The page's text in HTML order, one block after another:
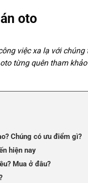
oto
việc xa lạ với
từng quên tham
Chúng có ưu điểm gì?
hiện nay
Mua ở đâu?